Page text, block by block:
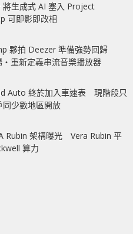
將生成式 AI 塞入 Project
可即影即改相
夥拍 Deezer 準備強勢回歸
‧重新定義串流音樂播放器
Auto 終於加入車速表 現階段只
少數地區開放
Rubin 架構曝光 Vera Rubin 平
算力